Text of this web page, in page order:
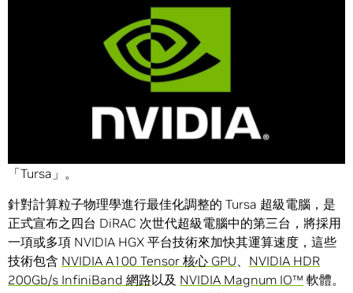
NVIDIA (輝達) 今天宣布旗下 NVIDIA HGX™ 高效能運算平台
「Tursa」。
針對計算粒子物理學進行最佳化調整的 Tursa 超級電腦，是
正式宣布之四台 DiRAC 次世代超級電腦中的第三台，將採用
一項或多項 NVIDIA HGX 平台技術來加快其運算速度，這些
技術包含 NVIDIA A100 Tensor 核心 GPU、 NVIDIA HDR
200Gb/s InfiniBand 網路以及 NVIDIA Magnum IO™ 軟體。